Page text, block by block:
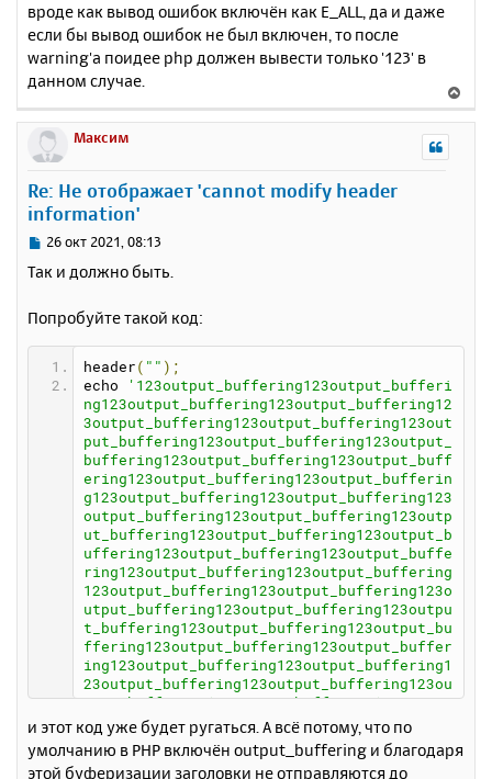
вроде как вывод ошибок включён как E_ALL, да и даже
если бы вывод ошибок не был включен, то после
warning'а поидее php должен вывести только '123' в
данном случае.
е
Максим
Re: Не отображает 'cannot modify header
information'
С
о
щ
26 окт 2021, 08:13
Так и должно быть.
Попробуйте такой код:
header ( "" );
echo
'123output_buffering123output_bufferi
ng123output_buffering123output_buffering12
3output_buffering123output_buffering123out
put_buffering123output_buffering123output_
buffering123output_buffering123output_buff
ering123output_buffering123output_bufferin
g123output_buffering123output_buffering123
output_buffering123output_buffering123outp
ut_buffering123output_buffering123output_b
uffering123output_buffering123output_buffe
ring123output_buffering123output_buffering
123output_buffering123output_buffering123o
utput_buffering123output_buffering123outpu
t_buffering123output_buffering123output_bu
ffering123output_buffering123output_buffer
ing123output_buffering123output_buffering1
23output_buffering123output_buffering123ou
tput_buffering123output_buffering123output
_buffering123output_buffering123output_buf
fering123output_buffering123output_bufferi
ng123output_buffering123output_buffering12
и этот код уже будет ругаться. А всё потому, что по
умолчанию в PHP включён output_buffering и благодаря
этой буферизации заголовки не отправляются до